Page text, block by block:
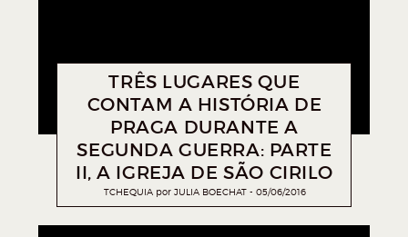
TRÊS LUGARES QUE
CONTAM A HISTÓRIA DE
PRAGA DURANTE A
SEGUNDA GUERRA: PARTE
II, A IGREJA DE SÃO CIRILO
TCHEQUIA por JULIA BOECHAT 05/06/2016